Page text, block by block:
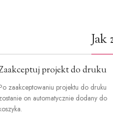
Jak
projekt do druku
zaakceptowaniu projektu do druku
on automatycznie dodany do